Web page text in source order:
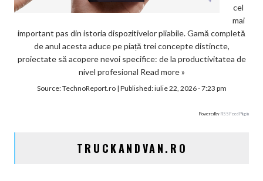
cel
mai
important pas din istoria dispozitivelor pliabile. Gamă completă
de anul acesta aduce pe piață trei concepte distincte,
proiectate să acopere nevoi specifice: de la productivitatea de
nivel profesional Read more »
Source:TechnoReport.ro| Published:iulie 22, 2026 - 7:23 pm
Powered by RSS Feed Plugin
TRUCKANDVAN.RO